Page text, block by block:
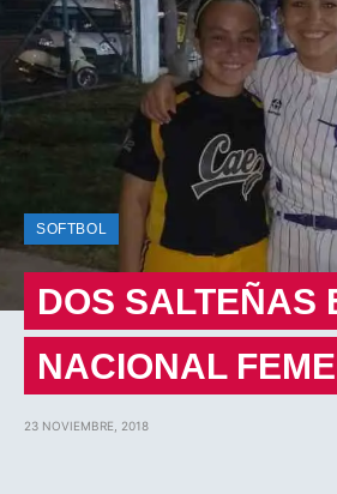
SOFTBOL
DOS SALTEÑAS
NACIONAL
23 NOVIEMBRE, 2018